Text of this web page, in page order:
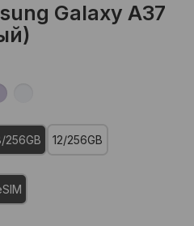
Galaxy A37
256GB 12/256GB